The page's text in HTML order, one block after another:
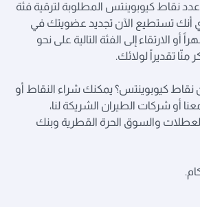
نقاط كيوبوينتس المطلوبة لترقية فئة
أنك تستطيع الآن تجديد عضويتك في
الحالية لمدة 12 شهراً أو الارتقاء إلى الفئة التالية على نحو
تقديراً لولائك.
نقاط كيوبوينتس؟ يمكنك شراء النقاط أو
أو شركات الطيران الشريكة لنا،
والسوق الحرة القطرية وبنك